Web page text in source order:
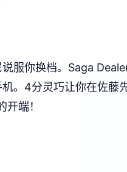
服你换档。Saga
。4分灵巧让你在佐藤
端！